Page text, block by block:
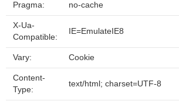
Pragma: no-cache
X-Ua-
Compatible:
IE=EmulateIE8
Vary: Cookie
Content-
Type:
text/html; charset=UTF-8